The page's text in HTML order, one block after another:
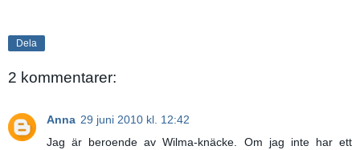
Dela
2 kommentarer:
Anna 29 juni 2010 kl. 12:42
Jag är beroende av Wilma-knäcke. Om jag inte har ett